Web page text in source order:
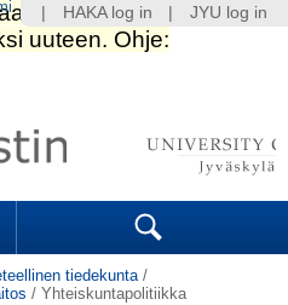
Search
tiedekunta /
/ Yhteiskuntapolitiikka
HAKA log in JYU log in